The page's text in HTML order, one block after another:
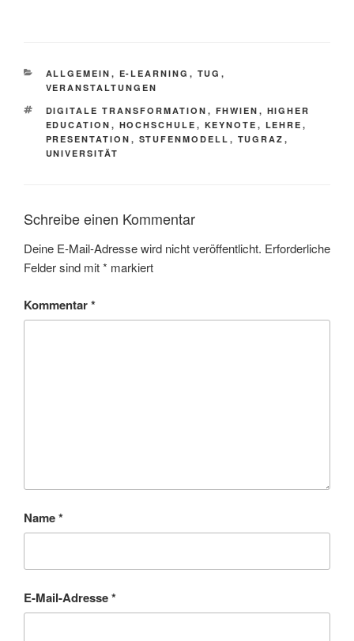
KATEGORIEN
ALLGEMEIN , E-LEARNING , TUG ,
VERANSTALTUNGEN
SCHLAGWÖRTER
DIGITALE TRANSFORMATION , FHWIEN , HIGHER
EDUCATION , HOCHSCHULE , KEYNOTE , LEHRE ,
PRESENTATION , STUFENMODELL , TUGRAZ ,
UNIVERSITÄT
Schreibe einen Kommentar
Deine E-Mail-Adresse wird nicht veröffentlicht. Erforderliche
Felder sind mit* markiert
Kommentar*
Name*
E-Mail-Adresse*